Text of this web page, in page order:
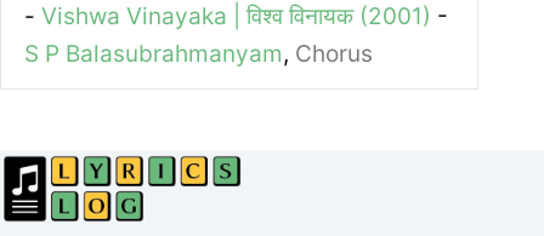
- Vishwa Vinayaka | विश्व विनायक (2001) -
S P Balasubrahmanyam, Chorus